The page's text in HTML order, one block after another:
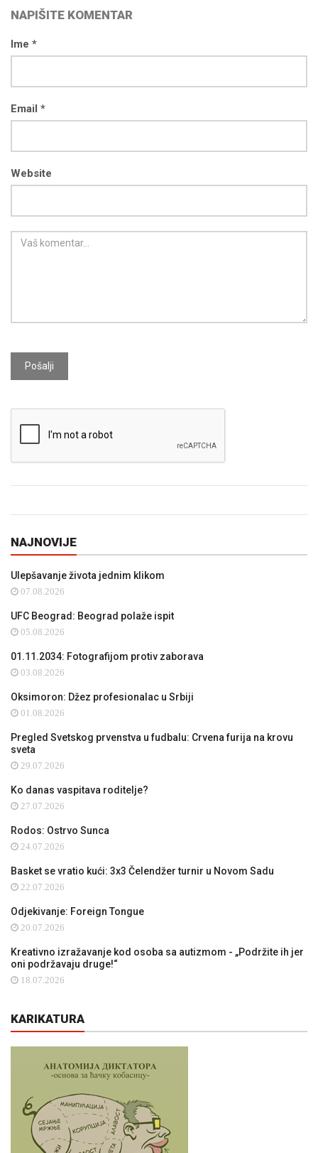
NAPIŠITE KOMENTAR
Ime *
Email *
Website
Pošalji
NAJNOVIJE
Ulepšavanje života jednim klikom
07.08.2026
UFC Beograd: Beograd polaže ispit
05.08.2026
01.11.2034: Fotografijom protiv zaborava
03.08.2026
Oksimoron: Džez profesionalac u Srbiji
01.08.2026
Pregled Svetskog prvenstva u fudbalu: Crvena furija na krovu
sveta
29.07.2026
Ko danas vaspitava roditelje?
27.07.2026
Rodos: Ostrvo Sunca
24.07.2026
Basket se vratio kući: 3x3 Čelendžer turnir u Novom Sadu
22.07.2026
Odjekivanje: Foreign Tongue
20.07.2026
Kreativno izražavanje kod osoba sa autizmom - „Podržite ih jer
oni podržavaju druge!“
18.07.2026
KARIKATURA